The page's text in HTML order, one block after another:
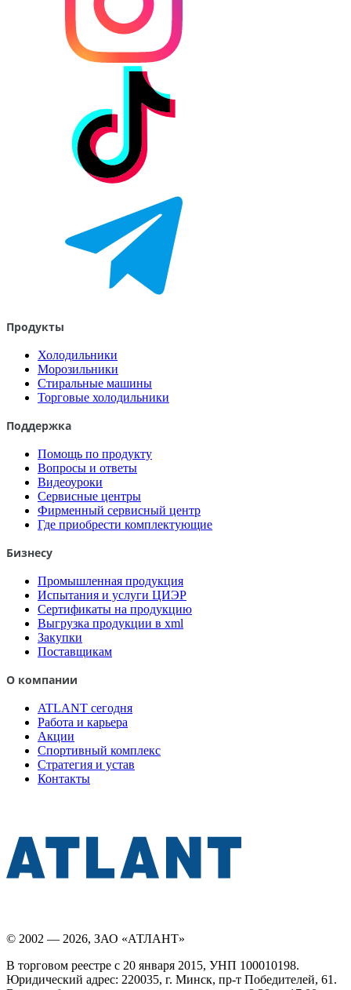
Продукты
Холодильники
Морозильники
Стиральные машины
Торговые холодильники
Поддержка
Помощь по продукту
Вопросы и ответы
Видеоуроки
Сервисные центры
Фирменный сервисный центр
Где приобрести комплектующие
Бизнесу
Промышленная продукция
Испытания и услуги ЦИЭР
Сертификаты на продукцию
Выгрузка продукции в xml
Закупки
Поставщикам
О компании
ATLANT сегодня
Работа и карьера
Акции
Спортивный комплекс
Стратегия и устав
Контакты
© 2002 — 2026, ЗАО «АТЛАНТ»
В торговом реестре с 20 января 2015, УНП 100010198.
Юридический адрес: 220035, г. Минск, пр-т Победителей, 61.